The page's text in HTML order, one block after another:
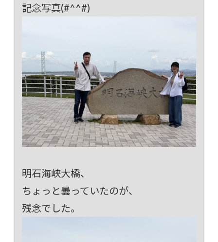
記念写真(#^^#)
明石海峡大橋、
ちょっと曇っていたのが、
残念でした。